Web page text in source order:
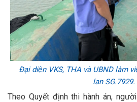
Đại diện VKS, THA và UBND làm
lan SG.7929.
Theo Quyết định thi hành án,